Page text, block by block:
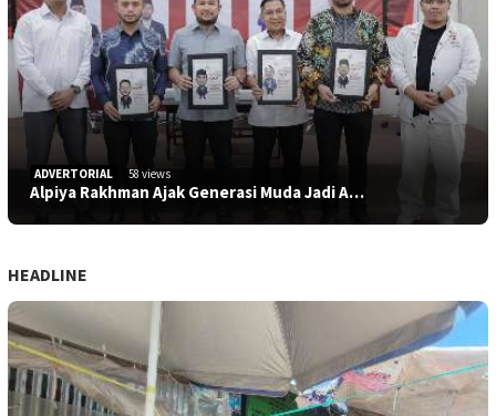
ADVERTORIAL 58 views
Alpiya Rakhman Ajak Generasi Muda Jadi A…
HEADLINE